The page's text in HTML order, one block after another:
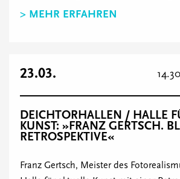
> MEHR ERFAHREN
23.03.
DEICHTORHALLEN / HALLE
KUNST: »FRANZ GERTSCH.
RETROSPEKTIVE«
Franz Gertsch, Meister des